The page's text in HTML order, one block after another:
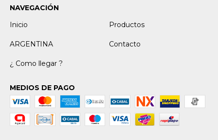
NAVEGACIÓN
Inicio
Productos
ARGENTINA Contacto
¿ Como llegar ?
MEDIOS DE PAGO